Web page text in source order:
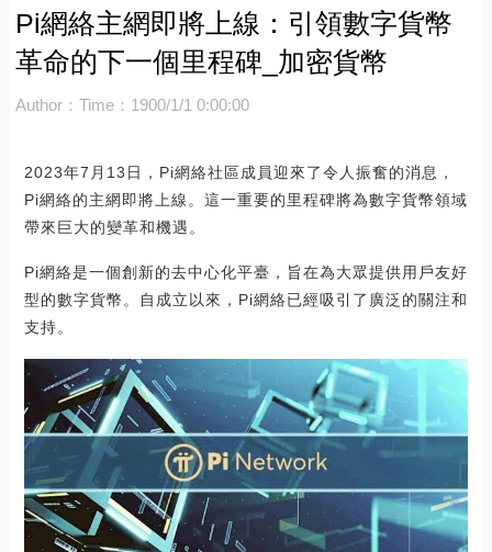
Pi網絡主網即將上線：引領數字貨幣
革命的下一個里程碑_加密貨幣
Author： Time：1900/1/1 0:00:00
2023年7月13日，Pi網絡社區成員迎來了令人振奮的消息，
Pi網絡的主網即將上線。這一重要的里程碑將為數字貨幣領域
帶來巨大的變革和機遇。
Pi網絡是一個創新的去中心化平臺，旨在為大眾提供用戶友好
型的數字貨幣。自成立以來，Pi網絡已經吸引了廣泛的關注和
支持。